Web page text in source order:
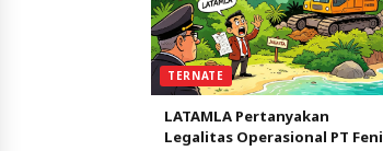
TERNATE
LATAMLA Pertanyakan
Legalitas Operasional PT Feni